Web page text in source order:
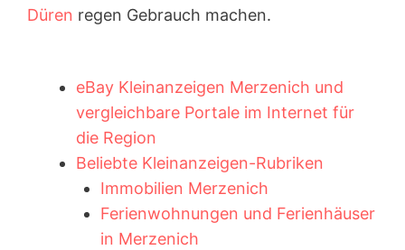
Düren regen Gebrauch machen.
eBay Kleinanzeigen Merzenich und
vergleichbare Portale im Internet für
die Region
Beliebte Kleinanzeigen-Rubriken
Immobilien Merzenich
Ferienwohnungen und Ferienhäuser
in Merzenich